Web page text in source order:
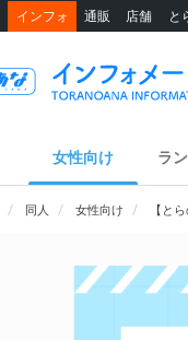
インフォ 通販 店舗 と
女性向け ラ
同人 女性向け 【と